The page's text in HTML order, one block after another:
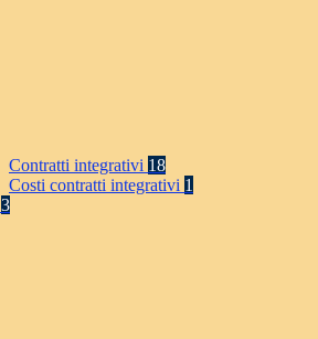
Contratti integrativi 18
Costi contratti integrativi 1
3